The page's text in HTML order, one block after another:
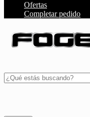
Ofertas
Completar pedido